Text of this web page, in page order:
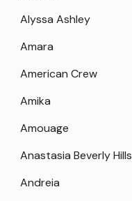
Alyssa Ashley
Amara
American Crew
Amika
Amouage
Anastasia Beverly Hills
Andreia